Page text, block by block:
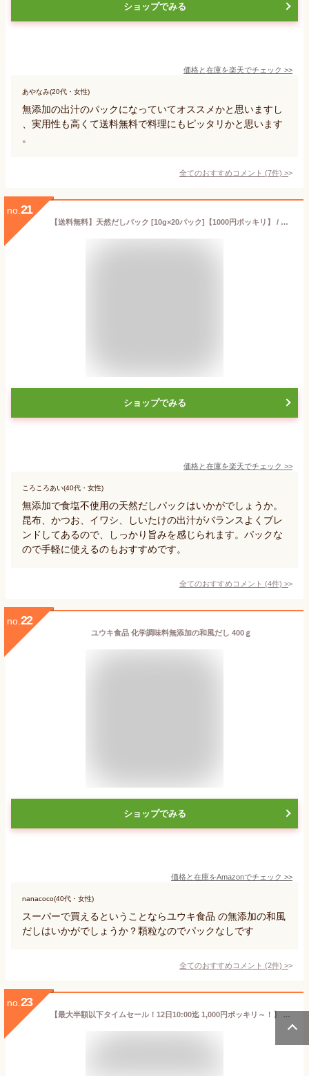
ショップでみる
価格と在庫を楽天でチェック >>
あやなみ(20代・女性)
無添加の出汁のパックになっていてオススメかと思いますし
、実用性も高くて送料無料で料理にもピッタリかと思います
。
全てのおすすめコメント (7件) >
no. 21
【送料無料】天然だしパック [10g×20パック]【1000円ポッキリ】 / 食塩不使用 化学調味料無添加 国産 出汁 素材そのまま 粉末だし お味噌汁 お鍋 茶碗蒸し うどん 離乳食にも 保存料無添加だし ポイント消化 買いまわり お試し
ショップでみる
価格と在庫を楽天でチェック >>
ころころあい(40代・女性)
無添加で食塩不使用の天然だしパックはいかがでしょうか。
昆布、かつお、イワシ、しいたけの出汁がバランスよくブレ
ンドしてあるので、しっかり旨みを感じられます。パックな
ので手軽に使えるのもおすすめです。
全てのおすすめコメント (4件) >
no. 22
ユウキ食品 化学調味料無添加の和風だし 400ｇ
ショップでみる
価格と在庫をAmazonでチェック >>
nanacoco(40代・女性)
スーパーで買えるということならユウキ食品 の無添加の和風
だしはいかがでしょうか？顆粒なのでパックなしです
全てのおすすめコメント (2件) >
no. 23
【最大半額以下タイムセール！12日10:00迄 1,000円ポッキリ～！】 だしパック 国産 【.北海道の極みだし20包.】 化学調味料無添加 送料無料 詰め合わせ 無添加だし 業務用 無添加出汁 和食 出汁 だしの素 万能和風だし うま味 かつおだし ポイント消化 1000円 【D10】 【Q】